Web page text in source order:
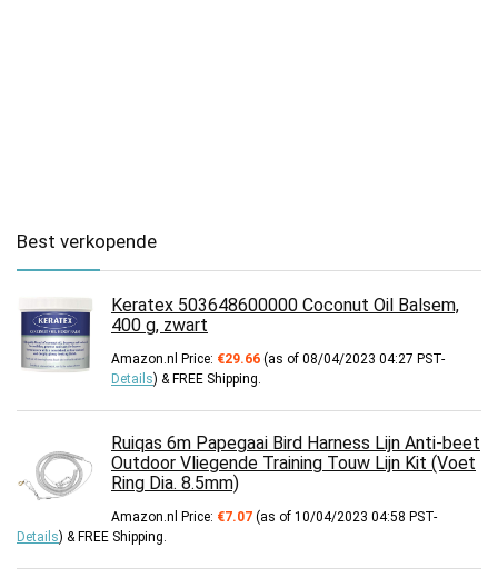
Best verkopende
Keratex 503648600000 Coconut Oil Balsem,
400 g, zwart
Amazon.nl Price: €29.66 (as of 08/04/2023 04:27 PST-
Details) & FREE Shipping
Ruiqas 6m Papegaai Bird Harness Lijn Anti-beet
Outdoor Vliegende Training Touw Lijn Kit (Voet
Ring Dia. 8.5mm)
Amazon.nl Price: €7.07 (as of 10/04/2023 04:58 PST-
Details) & FREE Shipping